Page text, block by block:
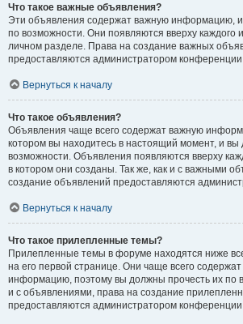
Что такое важные объявления?
Эти объявления содержат важную информацию,
по возможности. Они появляются вверху каждого
личном разделе. Права на создание важных
предоставляются администратором конференции.
Вернуться к началу
Что такое объявления?
Объявления чаще всего содержат важную
котором вы находитесь в настоящий момент, и
возможности. Объявления появляются вверху
в котором они созданы. Так же, как и с важными
создание объявлений предоставляются
Вернуться к началу
Что такое прилепленные темы?
Прилепленные темы в форуме находятся ниже
на его первой странице. Они чаще всего
информацию, поэтому вы должны прочесть их по
и с объявлениями, права на создание
предоставляются администратором конференции.